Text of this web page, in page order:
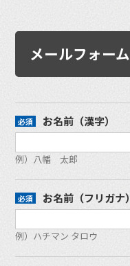
メールフォーム
お名前（漢字）
例）八幡 太郎
お名前（フリガナ）
例）ハチマン タロウ